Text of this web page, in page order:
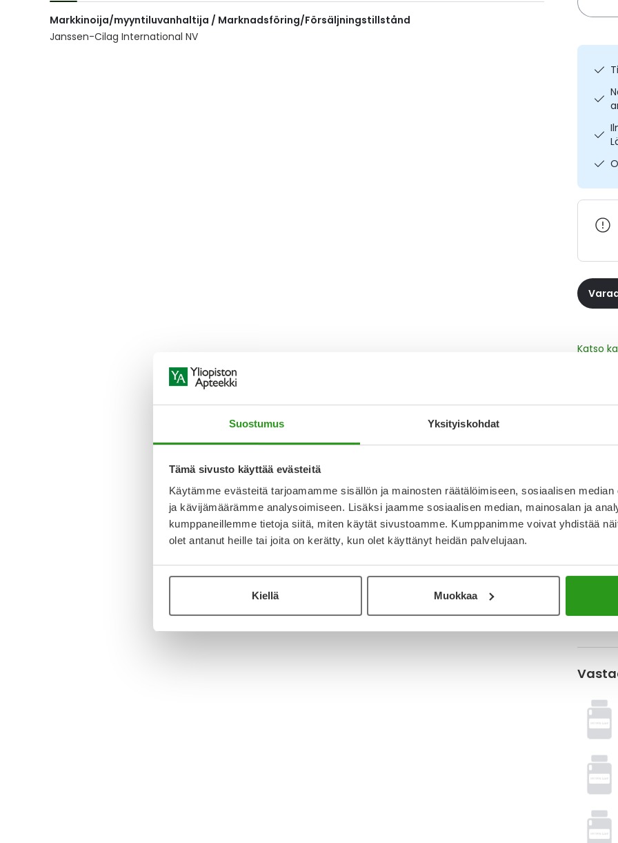
Suostumus Yksityiskohdat
Tämä sivusto käyttää evästeitä
Käytämme evästeitä tarjoamamme sisällön ja mainosten räätälöimiseen, sosiaalisen
ja kävijämäärämme analysoimiseen. Lisäksi jaamme sosiaalisen median, mainosalan ja
kumppaneillemme tietoja siitä, miten käytät sivustoamme. Kumppanimme voivat yhdistää
olet antanut heille tai joita on kerätty, kun olet käyttänyt heidän palvelujaan.
Kiellä Muokkaa
the
images
Markkinoija/myyntiluvanhaltija / Marknadsföring/Försäljningstillstånd
Janssen-Cilag International NV
Katso
Lue
Tämä
2,46 €